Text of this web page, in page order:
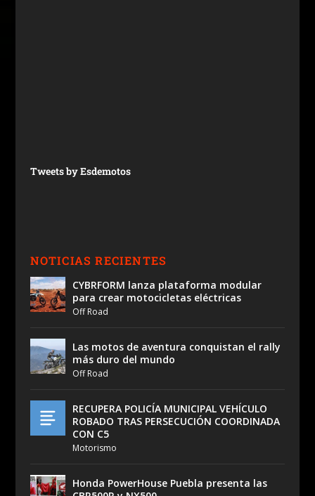
Tweets by Esdemotos
NOTICIAS RECIENTES
CYBRFORM lanza plataforma modular
para crear motocicletas eléctricas
Off Road
Las motos de aventura conquistan el rally
más duro del mundo
Off Road
RECUPERA POLICÍA MUNICIPAL VEHÍCULO
ROBADO TRAS PERSECUCIÓN COORDINADA
CON C5
Motorismo
Honda PowerHouse Puebla presenta las